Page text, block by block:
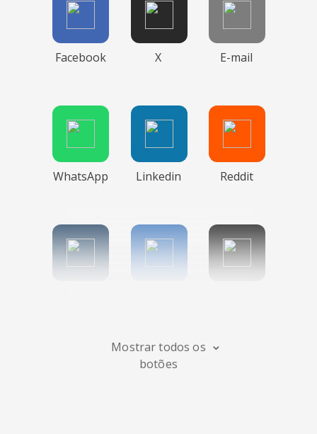
Facebook X E-mail
WhatsApp Linkedin Reddit
Mostrar todos os
botões